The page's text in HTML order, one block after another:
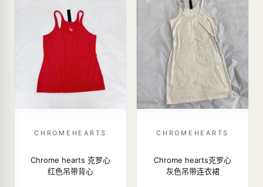
CHROMEHEARTS
Chrome hearts 克罗心
红色吊带背心
CHROMEHEARTS
Chrome hearts克罗心
灰色吊带连衣裙